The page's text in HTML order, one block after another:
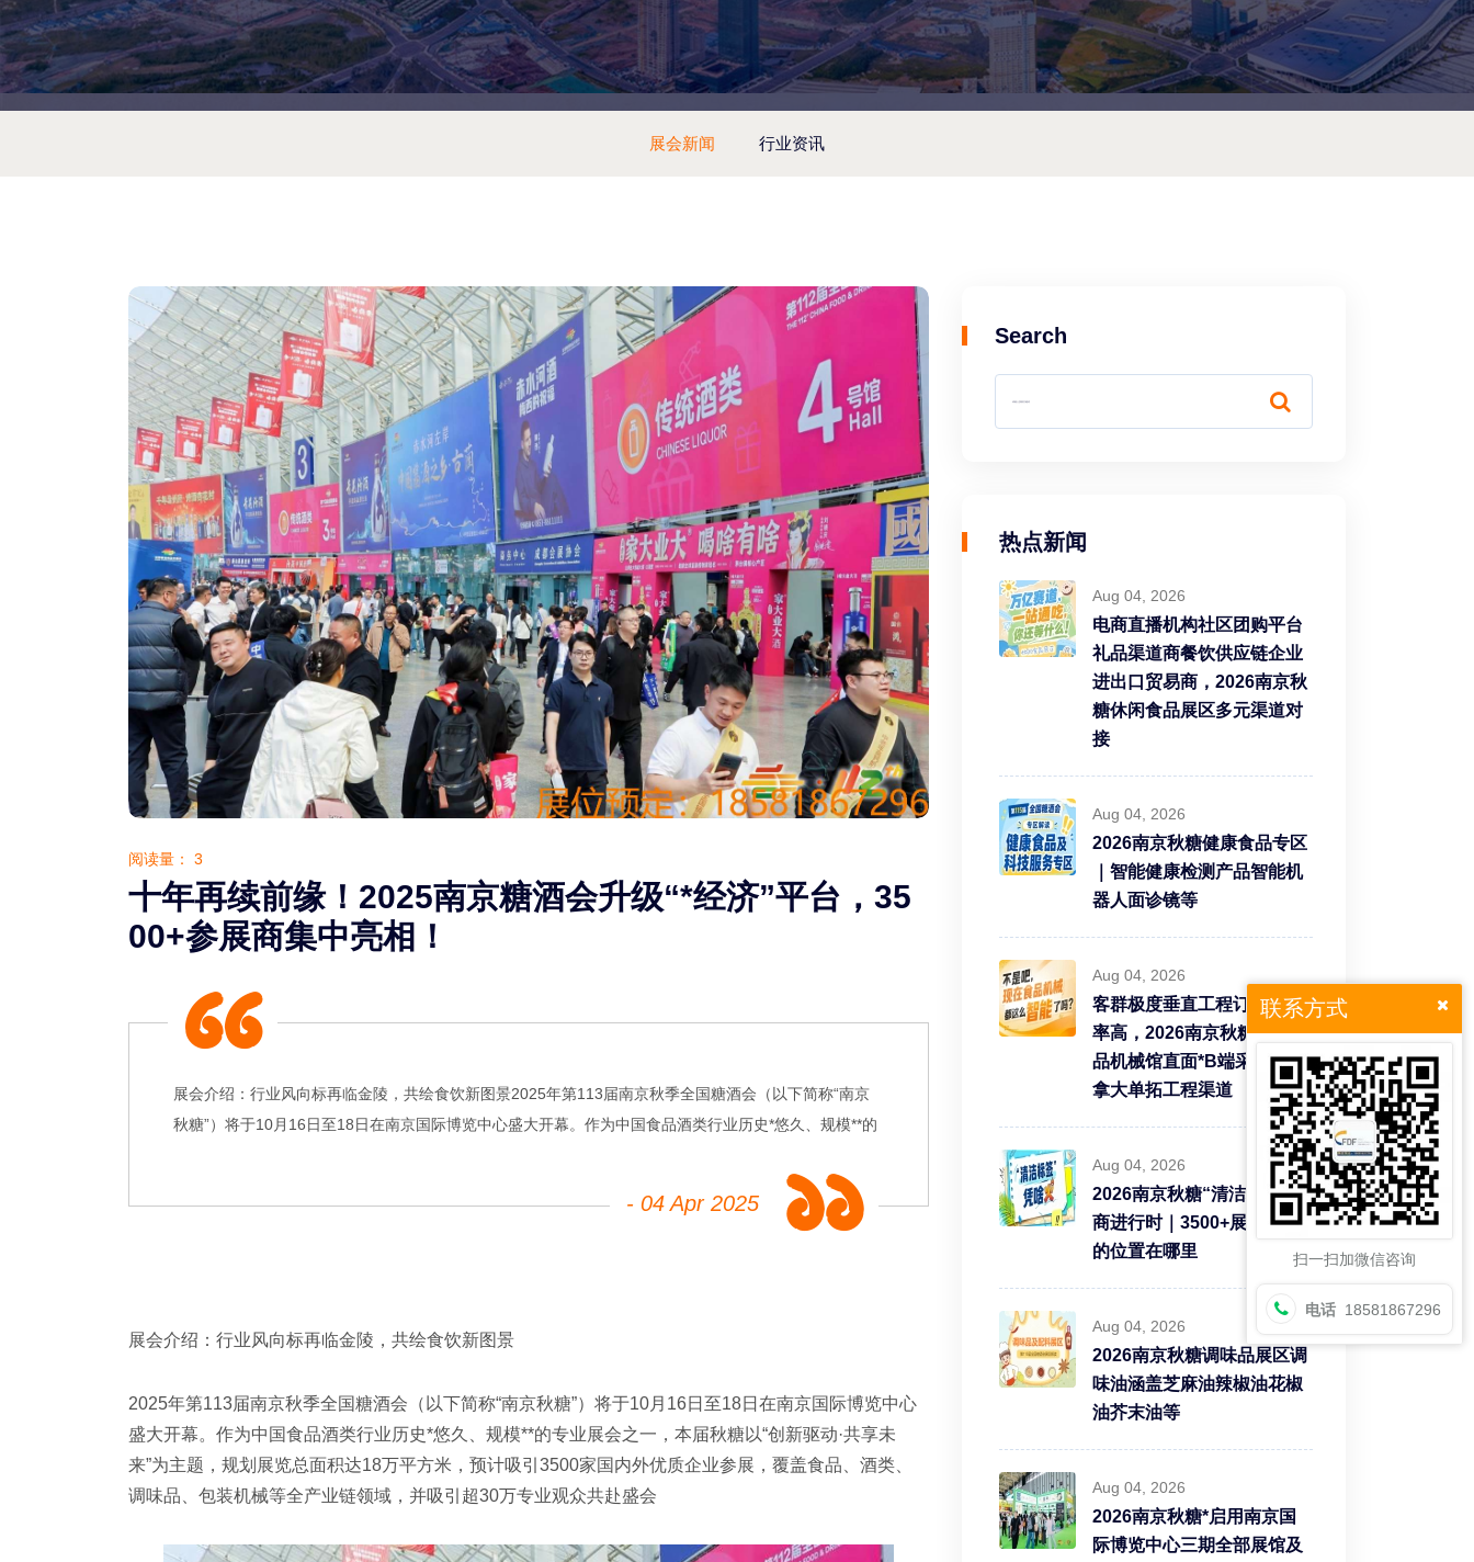
展会新闻 行业资讯
阅读量： 3
十年再续前缘！2025南京糖酒会升级“*经济”平台，35
00+参展商集中亮相！
展会介绍：行业风向标再临金陵，共绘食饮新图景2025年第113届南京秋季全国糖酒会（以下简称“南京
秋糖”）将于10月16日至18日在南京国际博览中心盛大开幕。作为中国食品酒类行业历史*悠久、规模**的
- 04 Apr 2025
展会介绍：行业风向标再临金陵，共绘食饮新图景
2025年第113届南京秋季全国糖酒会（以下简称“南京秋糖”）将于10月16日至18日在南京国际博览中心
盛大开幕。作为中国食品酒类行业历史*悠久、规模**的专业展会之一，本届秋糖以“创新驱动·共享未
来”为主题，规划展览总面积达18万平方米，预计吸引3500家国内外优质企业参展，覆盖食品、酒类、
调味品、包装机械等全产业链领域，并吸引超30万专业观众共赴盛会
Search
热点新闻
Aug 04, 2026
电商直播机构社区团购平台
礼品渠道商餐饮供应链企业
进出口贸易商，2026南京秋
糖休闲食品展区多元渠道对
接
Aug 04, 2026
2026南京秋糖健康食品专区
｜智能健康检测产品智能机
器人面诊镜等
Aug 04, 2026
客群极度垂直工程订单转化
率高，2026南京秋糖9号食
品机械馆直面*B端采购需求
拿大单拓工程渠道
Aug 04, 2026
2026南京秋糖“清洁标签”招
商进行时｜3500+展商中你
的位置在哪里
Aug 04, 2026
2026南京秋糖调味品展区调
味油涵盖芝麻油辣椒油花椒
油芥末油等
Aug 04, 2026
2026南京秋糖*启用南京国
际博览中心三期全部展馆及
联系方式
扫一扫加微信咨询
电话 18581867296